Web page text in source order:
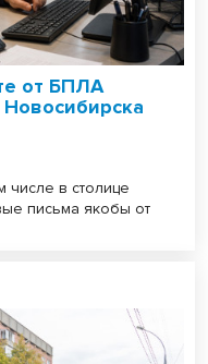
от БПЛА
в столице
письма якобы от